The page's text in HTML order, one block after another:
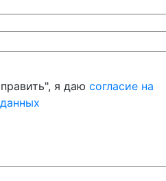
я даю согласие на